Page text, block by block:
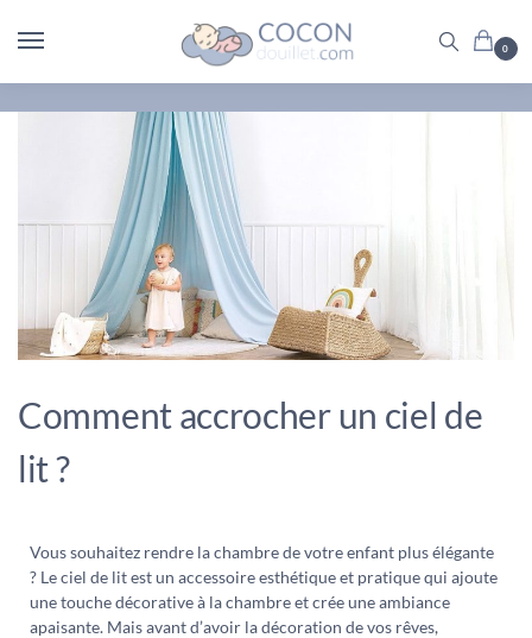
0
Comment accrocher un ciel de
lit ?
Vous souhaitez rendre la chambre de votre enfant plus élégante
? Le ciel de lit est un accessoire esthétique et pratique qui ajoute
une touche décorative à la chambre et crée une ambiance
apaisante. Mais avant d’avoir la décoration de vos rêves,